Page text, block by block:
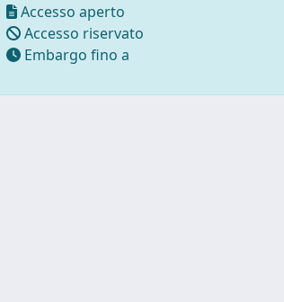
Accesso aperto
Accesso riservato
Embargo fino a